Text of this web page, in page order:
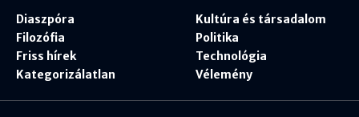
Diaszpóra
Filozófia
Friss hírek
Kategorizálatlan
Kultúra és társadalom
Politika
Technológia
Vélemény